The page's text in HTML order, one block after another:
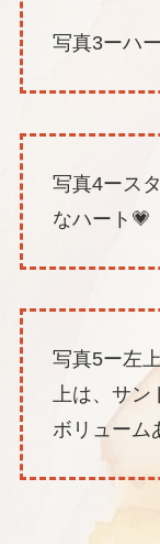
写真3ーハ
写真4ース
なハート💗
写真5ー左
上は、サン
ボリューム